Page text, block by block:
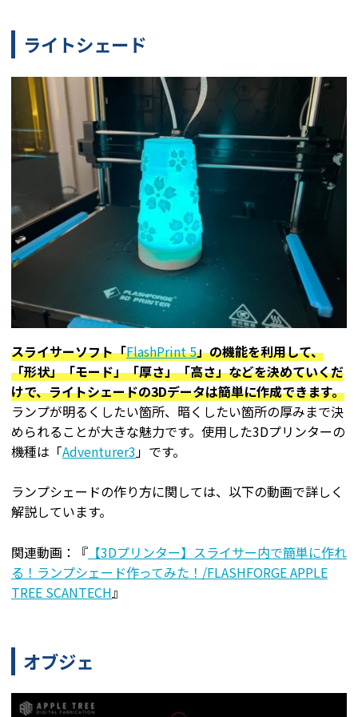
ライトシェード
スライサーソフト「FlashPrint 5」の機能を利用して、
「形状」「モード」「厚さ」「高さ」などを決めていくだ
けで、ライトシェードの3Dデータは簡単に作成できます。
ランプが明るくしたい箇所、暗くしたい箇所の厚みまで決
められることが大きな魅力です。使用した3Dプリンターの
機種は「Adventurer3 」です。
ランプシェードの作り方に関しては、以下の動画で詳しく
解説しています。
関連動画：『【3Dプリンター】スライサー内で簡単に作れ
る！ランプシェード作ってみた！/FLASHFORGE APPLE
TREE SCANTECH』
オブジェ